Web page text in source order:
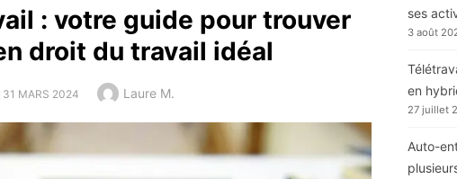
: votre guide pour trouver
droit du travail idéal
POSTED
31 MARS 2024 Author
Laure M.
ses
3 août
en
27 juillet
Auto-